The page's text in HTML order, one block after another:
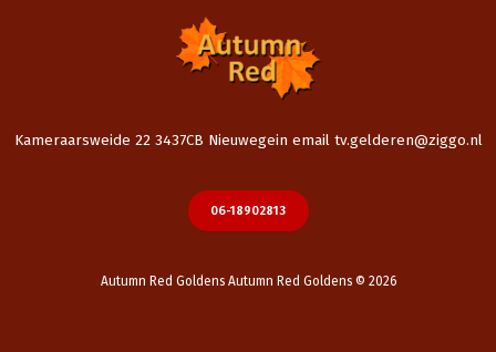
Kameraarsweide 22 3437CB Nieuwegein email tv.gelderen@ziggo.nl
06-18902813
Autumn Red Goldens Autumn Red Goldens © 2026